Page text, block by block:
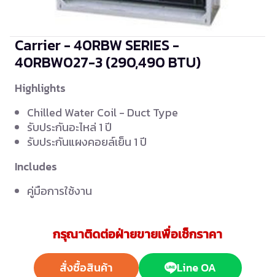
Carrier - 40RBW SERIES -
40RBW027-3(290,490 BTU)
Highlights
Chilled Water Coil - Duct Type
รับประกันอะไหล่ 1 ปี
รับประกันแผงคอยล์เย็น 1 ปี
Includes
คู่มือการใช้งาน
กรุณาติดต่อฝ่ายขายเพื่อเช็กราคา
สั่งซื้อสินค้า Line OA